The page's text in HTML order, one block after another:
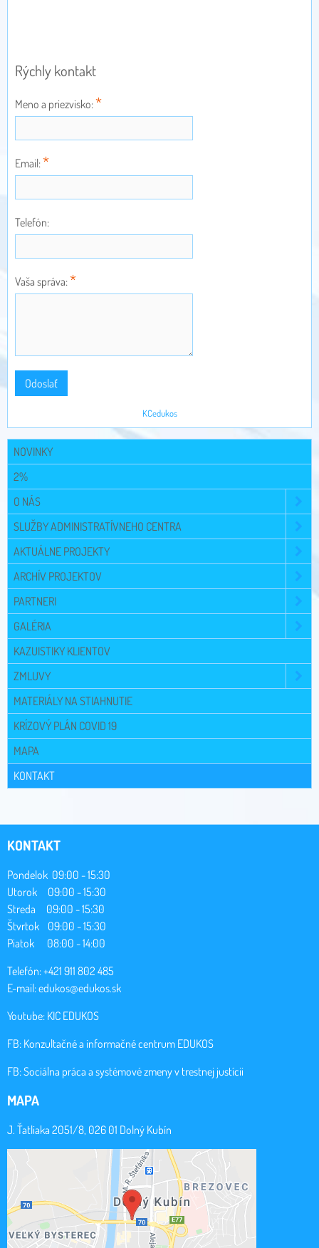
Rýchly kontakt
Meno a priezvisko:*
Email:*
Telefón:
Vaša správa:*
Odoslať
KCedukos
NOVINKY
2%
O NÁS
SLUŽBY ADMINISTRATÍVNEHO CENTRA
AKTUÁLNE PROJEKTY
ARCHÍV PROJEKTOV
PARTNERI
GALÉRIA
KAZUISTIKY KLIENTOV
ZMLUVY
MATERIÁLY NA STIAHNUTIE
KRÍZOVÝ PLÁN COVID 19
MAPA
KONTAKT
KONTAKT
Pondelok 09:00 - 15:30
Utorok 09:00 - 15:30
Streda 09:00 - 15:30
Štvrtok 09:00 - 15:30
Piatok 08:00 - 14:00
Telefón: +421 911 802 485
E-mail:edukos@edukos.sk
Youtube: KIC EDUKOS
FB: Konzultačné a informačné centrum EDUKOS
FB:Sociálna práca a systémové zmeny v trestnej justícii
MAPA
J. Ťatliaka 2051/8, 026 01 Dolný Kubín